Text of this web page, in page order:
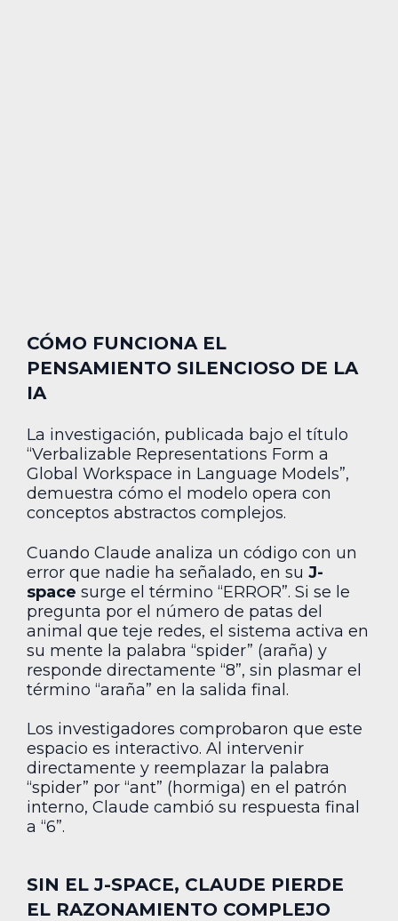
CÓMO FUNCIONA EL
PENSAMIENTO SILENCIOSO DE LA
IA
La investigación, publicada bajo el título
“Verbalizable Representations Form a
Global Workspace in Language Models”,
demuestra cómo el modelo opera con
conceptos abstractos complejos.
Cuando Claude analiza un código con un
error que nadie ha señalado, en su J-
space surge el término “ERROR”. Si se le
pregunta por el número de patas del
animal que teje redes, el sistema activa en
su mente la palabra “spider” (araña) y
responde directamente “8”, sin plasmar el
término “araña” en la salida final.
Los investigadores comprobaron que este
espacio es interactivo. Al intervenir
directamente y reemplazar la palabra
“spider” por “ant” (hormiga) en el patrón
interno, Claude cambió su respuesta final
a “6”.
SIN EL J-SPACE, CLAUDE PIERDE
EL RAZONAMIENTO COMPLEJO